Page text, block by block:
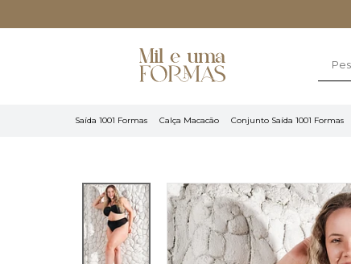
Saída 1001 Formas Calça Macacão Conjunto Saída 1001 Formas